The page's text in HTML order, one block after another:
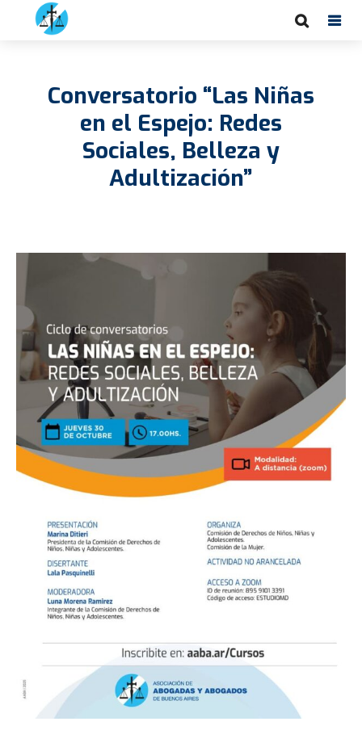
Conversatorio “Las Niñas
en el Espejo: Redes
Sociales, Belleza y
Adultización”